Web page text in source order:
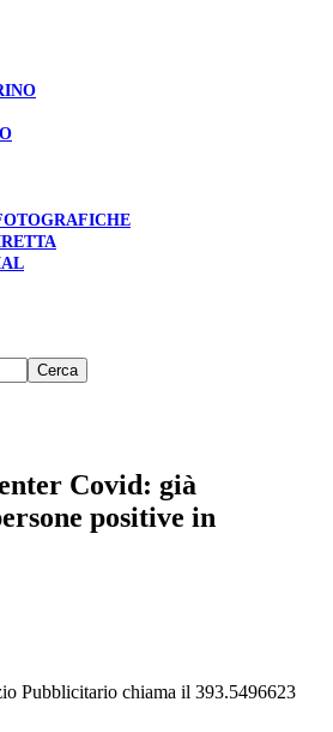
Covid: già
positive in
Pubblicitario chiama il 393.5496623